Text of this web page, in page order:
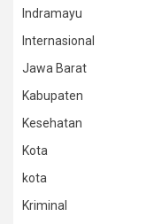
Indramayu
Internasional
Jawa Barat
Kabupaten
Kesehatan
Kota
kota
Kriminal